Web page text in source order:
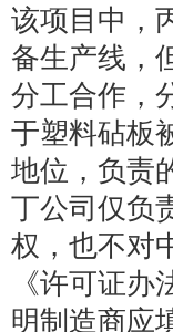
该项目中，
备生产线，
分工合作，
于塑料砧板
地位，负责
丁公司仅负
权，也不对
《许可证
明制造商应